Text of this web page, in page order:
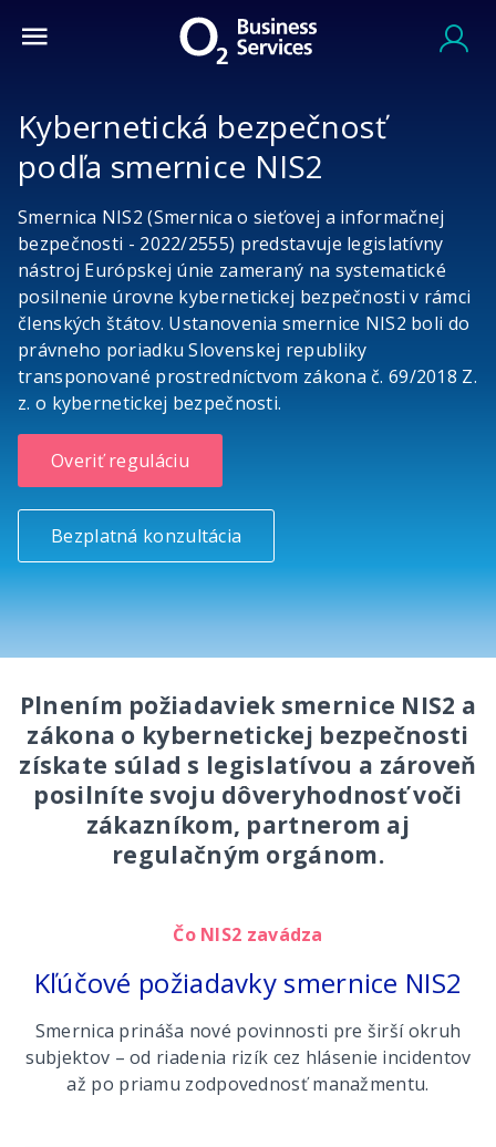
Kybernetická bezpečnosť
podľa smernice NIS2
Smernica NIS2 (Smernica o sieťovej a informačnej
bezpečnosti - 2022/2555) predstavuje legislatívny
nástroj Európskej únie zameraný na systematické
posilnenie úrovne kybernetickej bezpečnosti v rámci
členských štátov. Ustanovenia smernice NIS2 boli do
právneho poriadku Slovenskej republiky
transponované prostredníctvom zákona č. 69/2018 Z.
z. o kybernetickej bezpečnosti.
Overiť reguláciu
Bezplatná konzultácia
Plnením požiadaviek smernice NIS2 a
zákona o kybernetickej bezpečnosti
získate súlad s legislatívou a zároveň
posilníte svoju dôveryhodnosť voči
zákazníkom, partnerom aj
regulačným orgánom.
Čo NIS2 zavádza
Kľúčové požiadavky smernice NIS2
Smernica prináša nové povinnosti pre širší okruh
subjektov – od riadenia rizík cez hlásenie incidentov
až po priamu zodpovednosť manažmentu.